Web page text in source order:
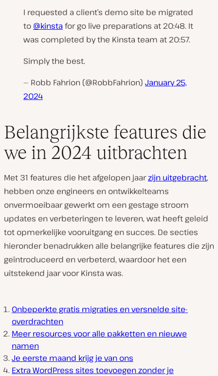
I requested a client’s demo site be migrated
to @kinstafor go live preparations at 20:48. It
was completed by the Kinsta team at 20:57.
Simply the best.
— Robb Fahrion (@RobbFahrion) January 25,
2024
Belangrijkste features die
we in 2024 uitbrachten
Met 31 features die het afgelopen jaarzijn uitgebracht,
hebben onze engineers en ontwikkelteams
onvermoeibaar gewerkt om een gestage stroom
updates en verbeteringen te leveren, wat heeft geleid
tot opmerkelijke vooruitgang en succes. De secties
hieronder benadrukken alle belangrijke features die zijn
geïntroduceerd en verbeterd, waardoor het een
uitstekend jaar voor Kinsta was.
Onbeperkte gratis migraties en versnelde site-
overdrachten
Meer resources voor alle pakketten en nieuwe
namen
Je eerste maand krijg je van ons
Extra WordPress sites toevoegen zonder je